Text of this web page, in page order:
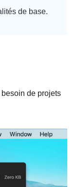
de base.
de projets